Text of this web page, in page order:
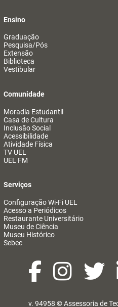
Ensino
Graduação
Pesquisa/Pós
Extensão
Biblioteca
Vestibular
Comunidade
Moradia Estudantil
Casa de Cultura
Inclusão Social
Acessibilidade
Atividade Física
TV UEL
UEL FM
Serviços
Configuração Wi-Fi UEL
Acesso a Periódicos
Restaurante Universitário
Museu de Ciência
Museu Histórico
Sebec
v. 94958 ©Assessoria de